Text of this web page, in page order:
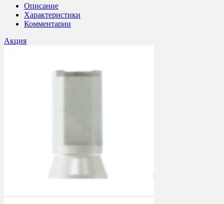
Описание
Характеристики
Комментарии
Акция